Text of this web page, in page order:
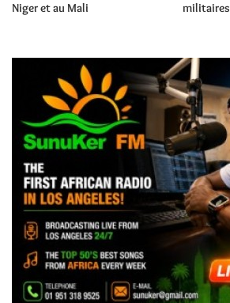
Niger et au Mali
militaires